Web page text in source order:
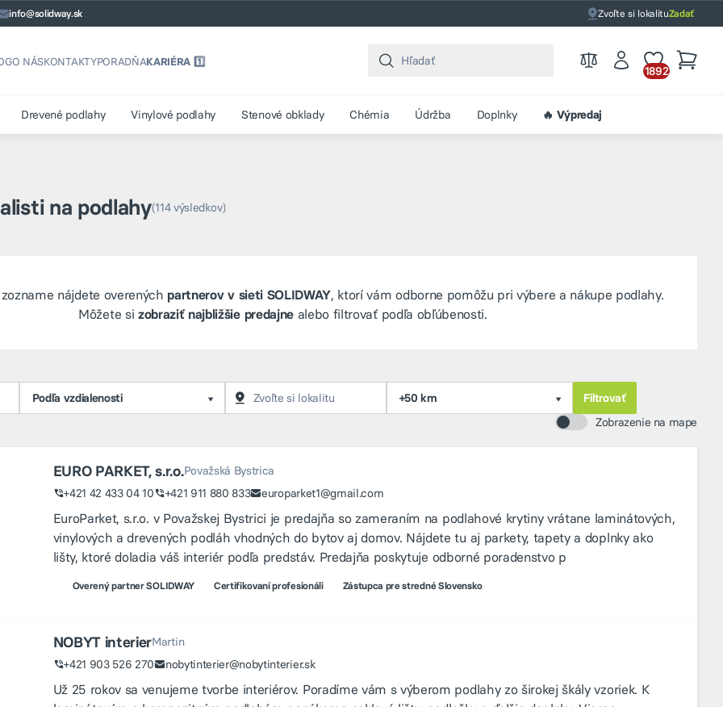
info@solidway.sk Zvoľte si lokalituZadať
O NÁSKONTAKTYPORADŇAKARIÉRA 1️⃣
1892
Drevené podlahy Vinylové podlahy Stenové obklady Chémia Údržba Doplnky 🔥 Výpredaj
na podlahy(114 výsledkov)
nájdete overených partnerov v sieti SOLIDWAY, ktorí vám odborne pomôžu pri výbere a nákupe podlahy.
Môžete si zobraziť najbližšie predajnealebo filtrovať podľa obľúbenosti.
Podľa vzdialenosti
+50 km
Zobrazenie na mape
EURO PARKET, s.r.o.Považská Bystrica
+421 42 433 04 10
+421 911 880 833 europarket1@gmail.com
EuroParket, s.r.o. v Považskej Bystrici je predajňa so zameraním na podlahové krytiny vrátane laminátových,
vinylových a drevených podláh vhodných do bytov aj domov. Nájdete tu aj parkety, tapety a doplnky ako
lišty, ktoré doladia váš interiér podľa predstáv. Predajňa poskytuje odborné poradenstvo p
Overený partner SOLIDWAY Certifikovaní profesionáli Zástupca pre stredné Slovensko
NOBYT interierMartin
+421 903 526 270
nobytinterier@nobytinterier.sk
Už 25 rokov sa venujeme tvorbe interiérov. Poradíme vám s výberom podlahy zo širokej škály vzoriek. K